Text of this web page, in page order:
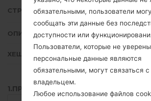
СТРАНА
ОПИСАНИЕ
ХЕШ
1.ПРОВЕРИТЬ НАЛИЧИЕ RECAPTCHA
обязательными, пользователи
сообщать эти данные без
доступности или
Пользователи, которые не
персональные данные являются
обязательными, могут связаться с
владельцем.
Любое использование файлов